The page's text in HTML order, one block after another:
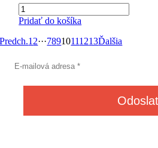
množstvo
Aromatizovaná
káva
čokoláda
100%
Pridať do košíka
Predch.1 2···78910111213Ďalšia